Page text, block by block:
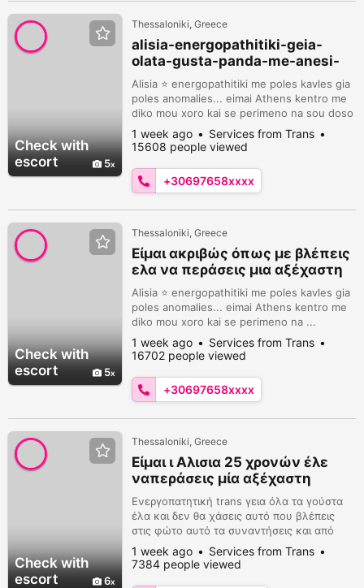
Check with
escort
5
Thessaloniki, Greece
alisia-energopathitiki-geia-
olata-gusta-panda-me-anesi-
xrono
Alisia ⭐ energopathitiki me poles kavles gia
poles anomalies... eimai Athens kentro me
diko mou xoro kai se perimeno na sou doso
oloi tin kavla mou pou exo mono sovara
atoma viber 6976584862
1 week ago
Services from Trans
15608 people viewed
+30697658xxxx
Check with
escort
5
Thessaloniki, Greece
Eίμαι ακριβώς όπως με βλέπεις
ελα να περάσεις μια αξέχαστη
στιγμή 6976584862
Alisia ⭐ energopathitiki me poles kavles gia
poles anomalies... eimai Athens kentro me
diko mou xoro kai se perimeno na ...
Κέντρο,
1 week ago
Services from Trans
16702 people viewed
+30697658xxxx
Check with
escort
6
Thessaloniki, Greece
Είμαι ι Αλισια 25 χρονών έλε
ναπεράσεις μία αξέχαστη
στιγμή 6976584862
Ενεργοπατητική trans γεια όλα τα γούστα
έλα και δεν θα χάσεις αυτό που βλέπεις
στις φώτο αυτό τα συναντήσεις και από
κοντά
1 week ago
Services from Trans
7384 people viewed